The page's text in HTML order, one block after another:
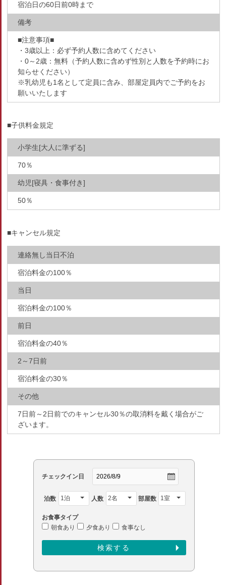
宿泊日の60日前0時まで
備考
■注意事項■
・3歳以上：必ず予約人数に含めてください
・0～2歳：無料（予約人数に含めず性別と人数を予約時にお
知らせください）
※乳幼児も1名として定員に含み、部屋定員内でご予約をお
願いいたします
■子供料金規定
小学生[大人に準ずる]
70％
幼児[寝具・食事付き]
50％
■キャンセル規定
連絡無し当日不泊
宿泊料金の100％
当日
宿泊料金の100％
前日
宿泊料金の40％
2～7日前
宿泊料金の30％
その他
7日前～2日前でのキャンセル30％の取消料を戴く場合がご
ざいます。
チェックイン日
泊数 人数 部屋数
お食事タイプ
朝食あり
夕食あり 食事なし